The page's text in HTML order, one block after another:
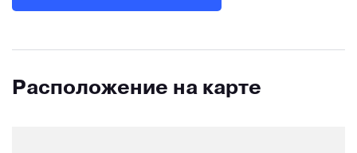
Расположение на карте